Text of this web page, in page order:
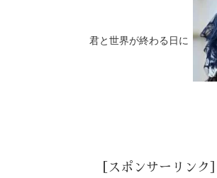
君と世界が終わる日に
［スポンサーリンク］